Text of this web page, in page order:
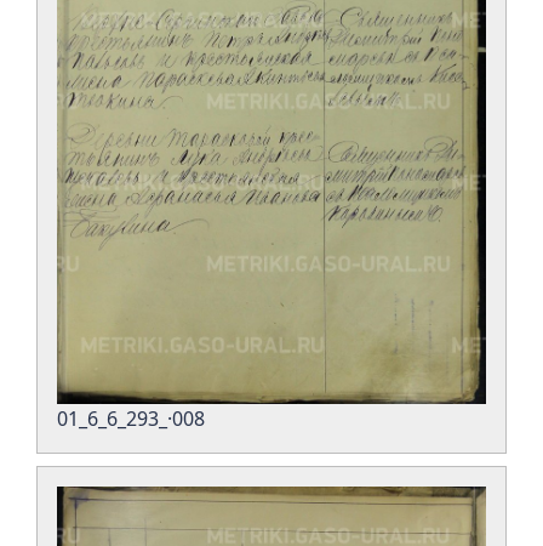
01_6_6_293_·008